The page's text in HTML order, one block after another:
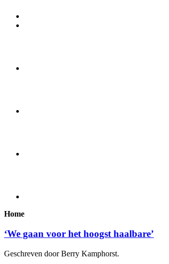
Home
‘We gaan voor het hoogst haalbare’
Geschreven door Berry Kamphorst.